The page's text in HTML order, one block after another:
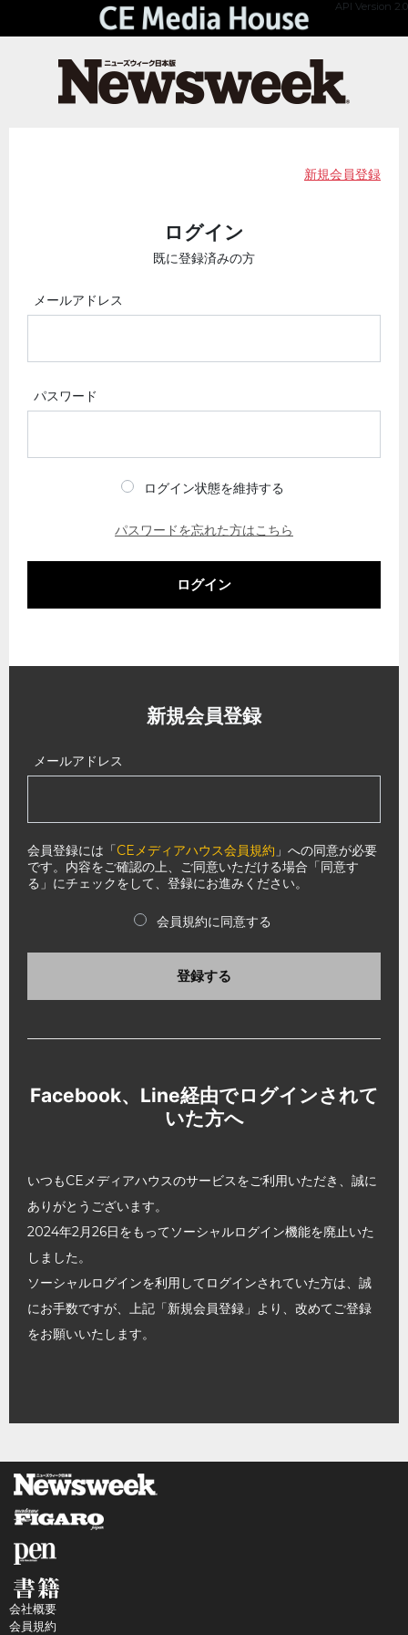
API Version 2.0
新規会員登録
ログイン
既に登録済みの方
メールアドレス
パスワード
ログイン状態を維持する
パスワードを忘れた方はこちら
ログイン
新規会員登録
メールアドレス
会員登録には「CEメディアハウス会員規約 」への同意が必要
です。内容をご確認の上、ご同意いただける場合「同意す
る」にチェックをして、登録にお進みください。
会員規約に同意する
登録する
Facebook、Line経由でログインされて
いた方へ
いつもCEメディアハウスのサービスをご利用いただき、誠に
ありがとうございます。
2024年2月26日をもってソーシャルログイン機能を廃止いた
しました。
ソーシャルログインを利用してログインされていた方は、誠
にお手数ですが、上記「新規会員登録」より、改めてご登録
をお願いいたします。
会社概要
会員規約